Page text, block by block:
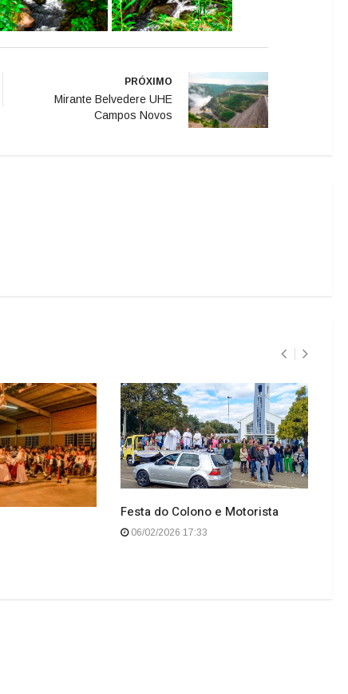
PRÓXIMO
Mirante Belvedere UHE
Campos Novos
Festa do Colono e Motorista
06/02/2026 17:33